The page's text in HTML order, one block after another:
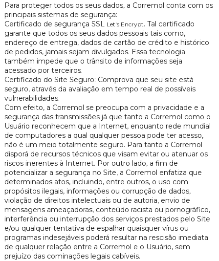
Para proteger todos os seus dados, a Corremol conta com os
principais sistemas de segurança:
Certificado de segurança SSL Let's Encrypt. Tal certificado
garante que todos os seus dados pessoais tais como,
endereço de entrega, dados de cartão de crédito e histórico
de pedidos, jamais sejam divulgados. Essa tecnologia
também impede que o trânsito de informações seja
acessado por terceiros.
Certificado do Site Seguro: Comprova que seu site está
seguro, através da avaliação em tempo real de possíveis
vulnerabilidades.
Com efeito, a Corremol se preocupa com a privacidade e a
segurança das transmissões já que tanto a Corremol como o
Usuário reconhecem que a Internet, enquanto rede mundial
de computadores a qual qualquer pessoa pode ter acesso,
não é um meio totalmente seguro. Para tanto a Corremol
disporá de recursos técnicos que visam evitar ou atenuar os
riscos inerentes à Internet. Por outro lado, a fim de
potencializar a segurança no Site, a Corremol enfatiza que
determinados atos, incluindo, entre outros, o uso com
propósitos ilegais, informações ou corrupção de dados,
violação de direitos intelectuais ou de autoria, envio de
mensagens ameaçadoras, conteúdo racista ou pornográfico,
interferência ou interrupção dos serviços prestados pelo Site
e/ou qualquer tentativa de espalhar quaisquer vírus ou
programas indesejáveis poderá resultar na rescisão imediata
de qualquer relação entre a Corremol e o Usuário, sem
prejuízo das cominações legais cabíveis.